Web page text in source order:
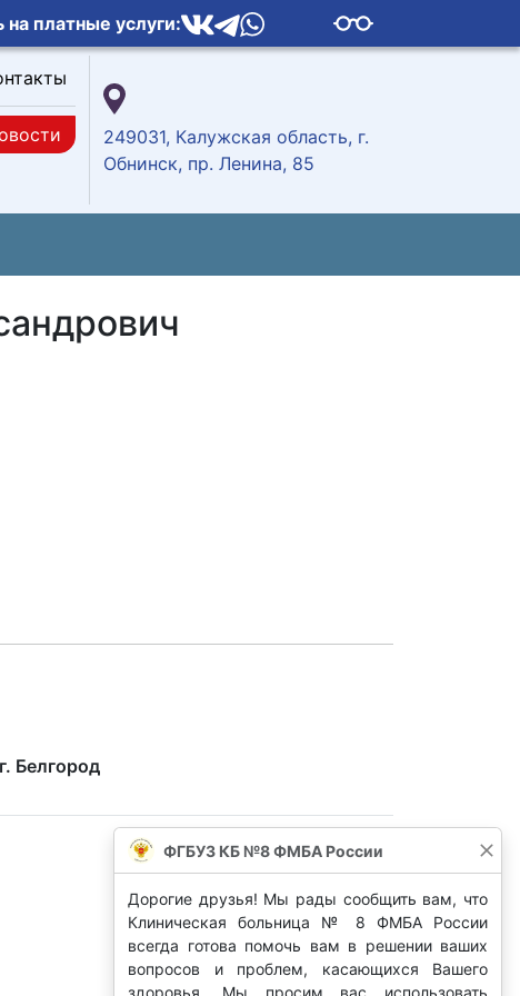
на платные услуги:
249031, Калужская область, г.
Обнинск, пр. Ленина, 85
Белгород
ФГБУЗ КБ №8 ФМБА России
Дорогие друзья! Мы рады сообщить вам, что
Клиническая больница № 8 ФМБА России
всегда готова помочь вам в решении ваших
вопросов и проблем, касающихся Вашего
здоровья. Мы просим вас использовать